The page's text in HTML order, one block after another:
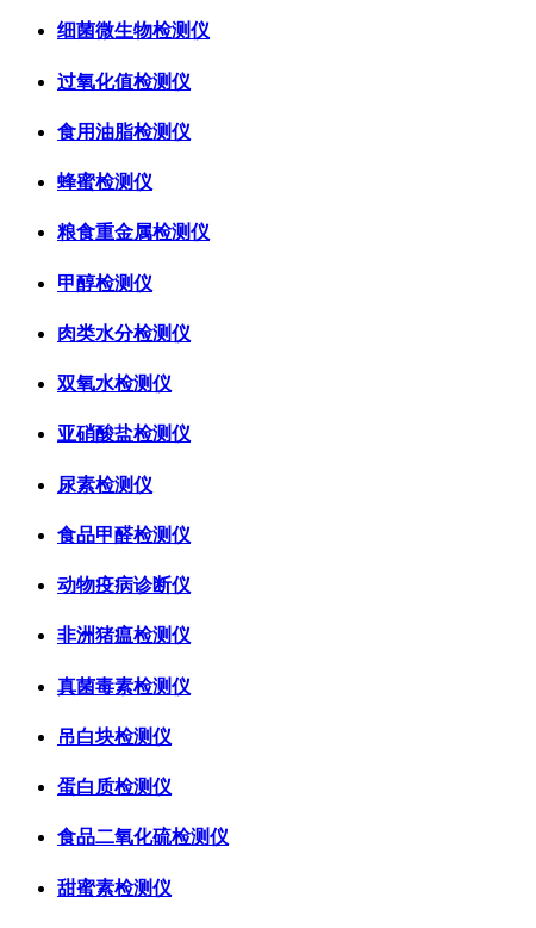
细菌微生物检测仪
过氧化值检测仪
食用油脂检测仪
蜂蜜检测仪
粮食重金属检测仪
甲醇检测仪
肉类水分检测仪
双氧水检测仪
亚硝酸盐检测仪
尿素检测仪
食品甲醛检测仪
动物疫病诊断仪
非洲猪瘟检测仪
真菌毒素检测仪
吊白块检测仪
蛋白质检测仪
食品二氧化硫检测仪
甜蜜素检测仪